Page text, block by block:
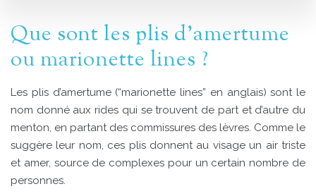
Résultats
Tarifs
Que sont les plis d’amertume
ou marionette lines ?
Les plis d’amertume (“marionette lines” en anglais) sont le
nom donné aux rides qui se trouvent de part et d’autre du
menton, en partant des commissures des lèvres. Comme le
suggère leur nom, ces plis donnent au visage un air triste
et amer, source de complexes pour un certain nombre de
personnes.